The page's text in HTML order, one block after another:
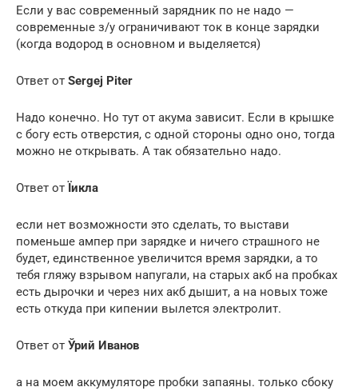
Если у вас современный зарядник по не надо —
современные з/у ограничивают ток в конце зарядки
(когда водород в основном и выделяется)
Ответ от Sergej Piter
Надо конечно. Но тут от акума зависит. Если в крышке
с богу есть отверстия, с одной стороны одно оно, тогда
можно не открывать. А так обязательно надо.
Ответ от Їикла
если нет возможности это сделать, то выстави
поменьше ампер при зарядке и ничего страшного не
будет, единственное увеличится время зарядки, а то
тебя гляжу взрывом напугали, на старых акб на пробках
есть дырочки и через них акб дышит, а на новых тоже
есть откуда при кипении вылется электролит.
Ответ от Ўрий Иванов
а на моем аккумуляторе пробки запаяны. только сбоку